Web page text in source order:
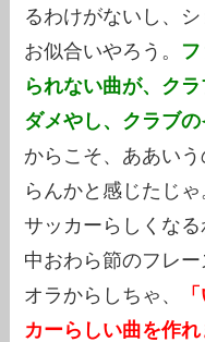
るわけがないし、
お似合いやろう。
られない曲が、ク
ダメやし、クラブ
からこそ、ああい
らんかと感じたじ
サッカーらしくな
中おわら節のフレー
オラからしちゃ、
カーらしい曲を作れ